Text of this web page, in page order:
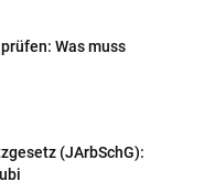
Was muss
(JArbSchG):